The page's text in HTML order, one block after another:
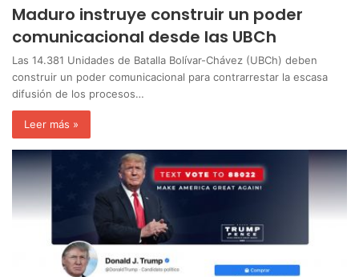
Maduro instruye construir un poder
comunicacional desde las UBCh
Las 14.381 Unidades de Batalla Bolívar-Chávez (UBCh) deben
construir un poder comunicacional para contrarrestar la escasa
difusión de los procesos…
Leer más »